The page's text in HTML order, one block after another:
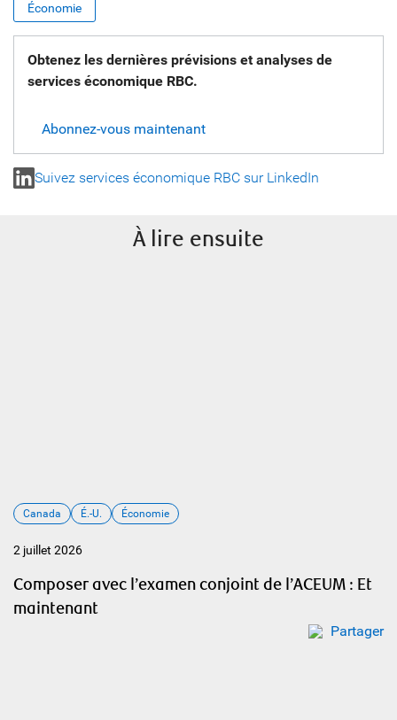
Économie
Obtenez les dernières prévisions et analyses de
services économique RBC.
Abonnez-vous maintenant
Suivez services économique RBC sur LinkedIn
À lire ensuite
Canada É.-U. Économie
2 juillet 2026
Composer avec l’examen conjoint de l’ACEUM : Et
maintenant
Partager